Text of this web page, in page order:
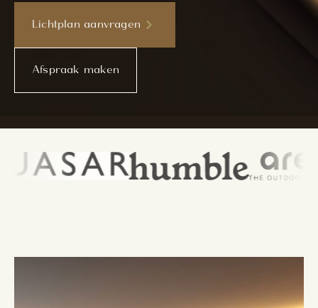
Lichtplan aanvragen
Afspraak maken